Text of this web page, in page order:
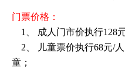
门票价格：
1、 成人门市价执行128元
2、 儿童票价执行68元/
童；